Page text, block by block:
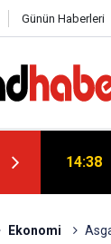
Günün Haberleri
14:38
Ekonomi